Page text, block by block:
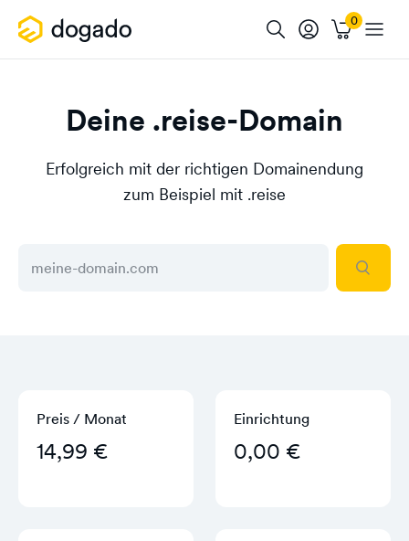
Deine .reise-Domain
Erfolgreich mit der richtigen Domainendung
zum Beispiel mit .reise
Preis / Monat
14,99 €
Einrichtung
0,00 €